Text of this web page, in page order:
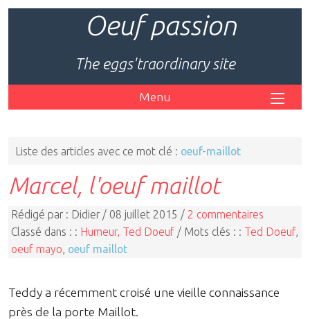
Oeuf passion
The eggs'traordinary site
Menu
Liste des articles avec ce mot clé : oeuf-maillot
Marcel, l'oeuf maillot
Rédigé par : Didier / 08 juillet 2015 / 2 commentaires
Classé dans : : Humeur, Ted Doeuf / Mots clés : : Ted Doeuf,
oeuf mayo oeuf maillot
Teddy a récemment croisé une vieille connaissance
près de la porte Maillot.